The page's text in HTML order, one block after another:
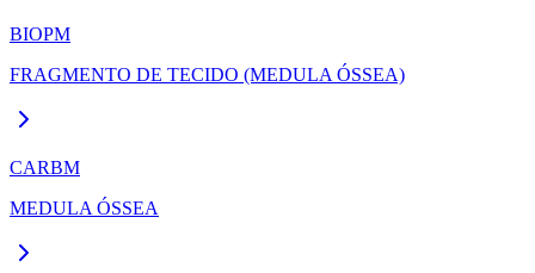
BIOPM
FRAGMENTO DE TECIDO (MEDULA ÓSSEA)
CARBM
MEDULA ÓSSEA